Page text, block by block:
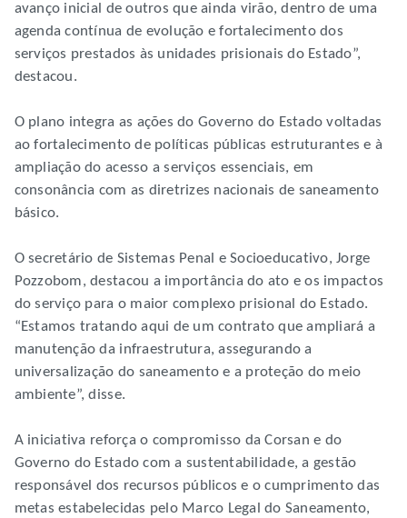
avanço inicial de outros que ainda virão, dentro de uma
agenda contínua de evolução e fortalecimento dos
serviços prestados às unidades prisionais do Estado”,
destacou.
O plano integra as ações do Governo do Estado voltadas
ao fortalecimento de políticas públicas estruturantes e à
ampliação do acesso a serviços essenciais, em
consonância com as diretrizes nacionais de saneamento
básico.
O secretário de Sistemas Penal e Socioeducativo, Jorge
Pozzobom, destacou a importância do ato e os impactos
do serviço para o maior complexo prisional do Estado.
“Estamos tratando aqui de um contrato que ampliará a
manutenção da infraestrutura, assegurando a
universalização do saneamento e a proteção do meio
ambiente”, disse.
A iniciativa reforça o compromisso da Corsan e do
Governo do Estado com a sustentabilidade, a gestão
responsável dos recursos públicos e o cumprimento das
metas estabelecidas pelo Marco Legal do Saneamento,